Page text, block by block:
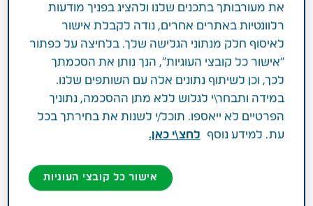
אחר
פעילות רפואית
לטיפול בליקויים חמורים של העור, הכוללים
התעבות העור והופעת קשקשים, כגון פסוריאזיס,
קשקשת (אכטיוזיס) וקרנת (קרתוזיס). ניאוטיגאזון
מאפשרת גדילה רגילה יותר של העור. קבוצה
את מעורבותך בתכנים שלנו ולהציג בפניך מודעות
רלוונטיות באתרים אחרים, נודה לקבלת אישור
לאיסוף חלק מנתוני הגלישה שלך. בלחיצה על כפתור
"אישור כל קובצי העוגיות", הנך נותן את הסכמתך
לכך, וכן לשיתוף נתונים אלה עם השותפים שלנו.
במידה ותבחר\י לגלוש ללא מתן ההסכמה, נתוניך
הפרטיים לא ייאספו. תוכל/י לשנות את בחירתך בכל
עת. למידע נוסף
לחצ\י כאן.
אישור כל קובצי העוגיות